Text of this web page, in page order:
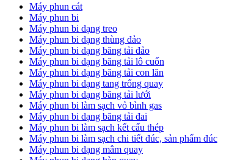
Máy phun cát
Máy phun bi
Máy phun bi dạng treo
Máy phun bi dạng thùng đảo
Máy phun bi dạng băng tải đảo
Máy phun bi dạng băng tải lô cuốn
Máy phun bi dạng băng tải con lăn
Máy phun bi dạng tang trống quay
Máy phun bi dạng băng tải lưới
Máy phun bi làm sạch vỏ bình gas
Máy phun bi dạng băng tải đai
Máy phun bi làm sạch kết cấu thép
Máy phun bi làm sạch chi tiết đúc, sản phẩm đúc
Máy phun bi dạng mâm quay